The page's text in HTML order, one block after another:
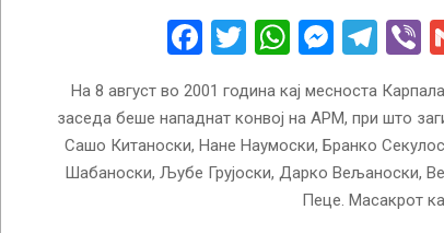
Facebook
Twitter
На 8 август во 2001 година кај месноста
заседа беше нападнат конвој на АРМ, при што
Сашо Китаноски, Нане Наумоски, Бранко
Шабаноски, Љубе Грујоски, Дарко Вељаноски,
Пеце. Масакрот